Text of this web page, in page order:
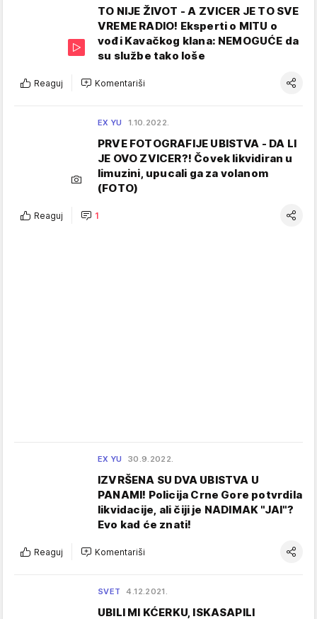
TO NIJE ŽIVOT - A ZVICER JE TO SVE
VREME RADIO! Eksperti o MITU o
vođi Kavačkog klana: NEMOGUĆE da
su službe tako loše
Reaguj Komentariši
EX YU 1.10.2022.
PRVE FOTOGRAFIJE UBISTVA - DA LI
JE OVO ZVICER?! Čovek likvidiran u
limuzini, upucali ga za volanom
(FOTO)
Reaguj 1
EX YU 30.9.2022.
IZVRŠENA SU DVA UBISTVA U
PANAMI! Policija Crne Gore potvrdila
likvidacije, ali čiji je NADIMAK "JAI"?
Evo kad će znati!
Reaguj Komentariši
SVET 4.12.2021.
UBILI MI KĆERKU, ISKASAPILI